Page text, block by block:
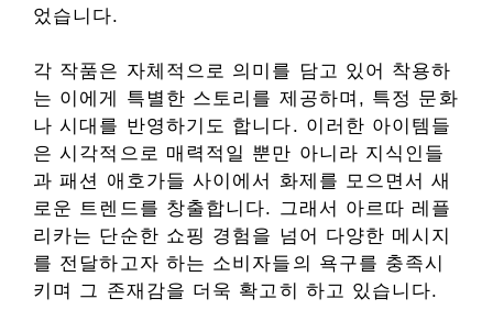
었습니다.
각 작품은 자체적으로 의미를 담고 있어 착용하
는 이에게 특별한 스토리를 제공하며, 특정 문화
나 시대를 반영하기도 합니다. 이러한 아이템들
은 시각적으로 매력적일 뿐만 아니라 지식인들
과 패션 애호가들 사이에서 화제를 모으면서 새
로운 트렌드를 창출합니다. 그래서 아르따 레플
리카는 단순한 쇼핑 경험을 넘어 다양한 메시지
를 전달하고자 하는 소비자들의 욕구를 충족시
키며 그 존재감을 더욱 확고히 하고 있습니다.